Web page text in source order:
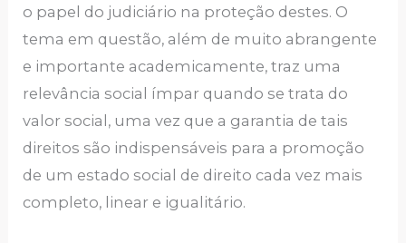
o papel do judiciário na proteção destes. O
tema em questão, além de muito abrangente
e importante academicamente, traz uma
relevância social ímpar quando se trata do
valor social, uma vez que a garantia de tais
direitos são indispensáveis para a promoção
de um estado social de direito cada vez mais
completo, linear e igualitário.